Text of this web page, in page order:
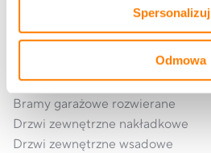
Spersonalizuj
Odmowa
Okna hybrydowe PVC aluminiowe
Okna aluminiowe
Bramy garażowe segmentowe
Bramy garażowe rolowane
Bramy garażowe rozwierane
Drzwi zewnętrzne nakładkowe
Drzwi zewnętrzne wsadowe